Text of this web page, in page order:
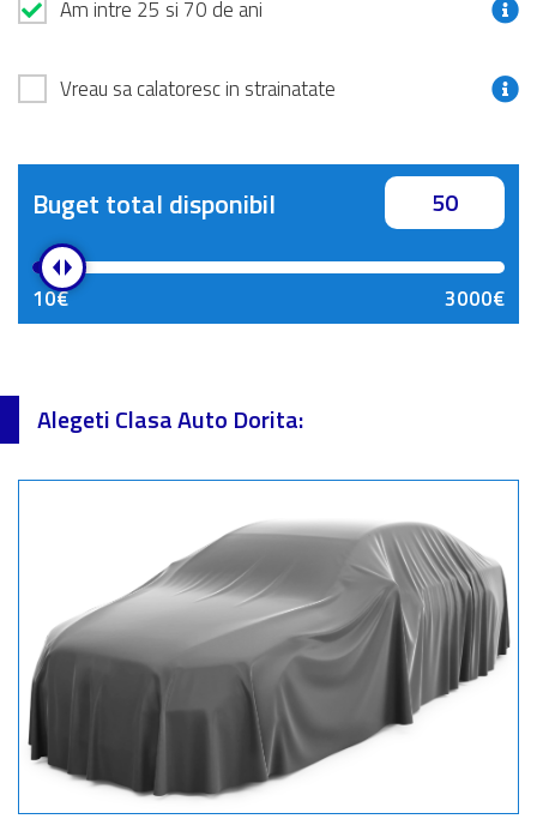
Am intre 25 si 70 de ani
Vreau sa calatoresc in strainatate
Buget total disponibil 50
10€ 3000€
Alegeti Clasa Auto Dorita: